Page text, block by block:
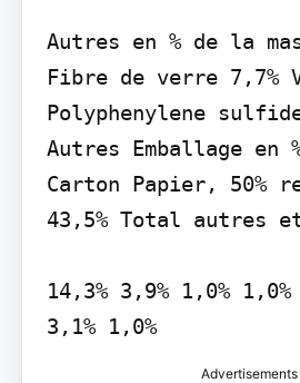
Autres en % de la
Fibre de verre 7,7%
Polyphenylene
Autres Emballage en
Carton Papier, 50%
43,5% Total autres
14,3% 3,9% 1,0% 1,0%
3,1% 1,0%
Advertisements